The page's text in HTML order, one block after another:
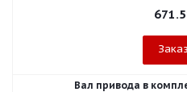
Вал привода в